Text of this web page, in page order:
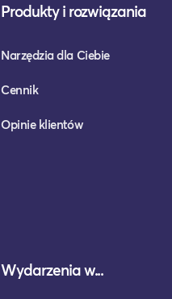
Produkty i rozwiązania
Narzędzia dla Ciebie
Cennik
Opinie klientów
Wydarzenia w...